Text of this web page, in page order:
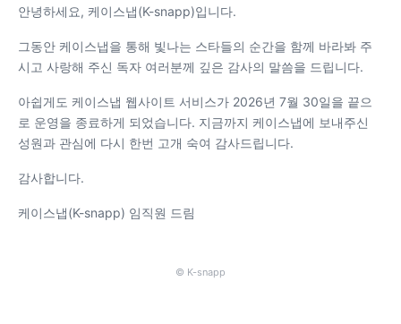
안녕하세요, 케이스냅(K-snapp)입니다.
그동안 케이스냅을 통해 빛나는 스타들의 순간을 함께 바라봐 주
시고 사랑해 주신 독자 여러분께 깊은 감사의 말씀을 드립니다.
아쉽게도 케이스냅 웹사이트 서비스가 2026년 7월 30일을 끝으
로 운영을 종료하게 되었습니다. 지금까지 케이스냅에 보내주신
성원과 관심에 다시 한번 고개 숙여 감사드립니다.
감사합니다.
케이스냅(K-snapp) 임직원 드림
© K-snapp